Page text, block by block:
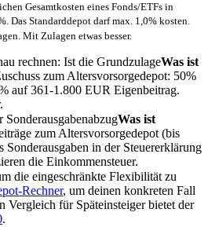
Gesamtkosten eines Fonds/ETFs in
Das Standarddepot darf max. 1,0% kosten.
Mit Zulagen etwas besser.
rechnen: Ist die GrundzulageWas ist
zum Altersvorsorgedepot: 50%
auf 361-1.800 EUR Eigenbeitrag.
SonderausgabenabzugWas ist
zum Altersvorsorgedepot (bis
in der Steuererklärung
die Einkommensteuer.
die eingeschränkte Flexibilität zu
Rechner, um deinen konkreten Fall
Vergleich für Späteinsteiger bietet der
.